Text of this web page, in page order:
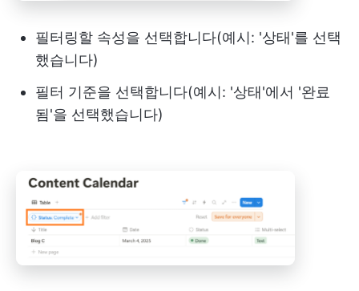
필터링할 속성을 선택합니다(예시: '상태'를 선택
했습니다)
필터 기준을 선택합니다(예시: '상태'에서 '완료
됨'을 선택했습니다)